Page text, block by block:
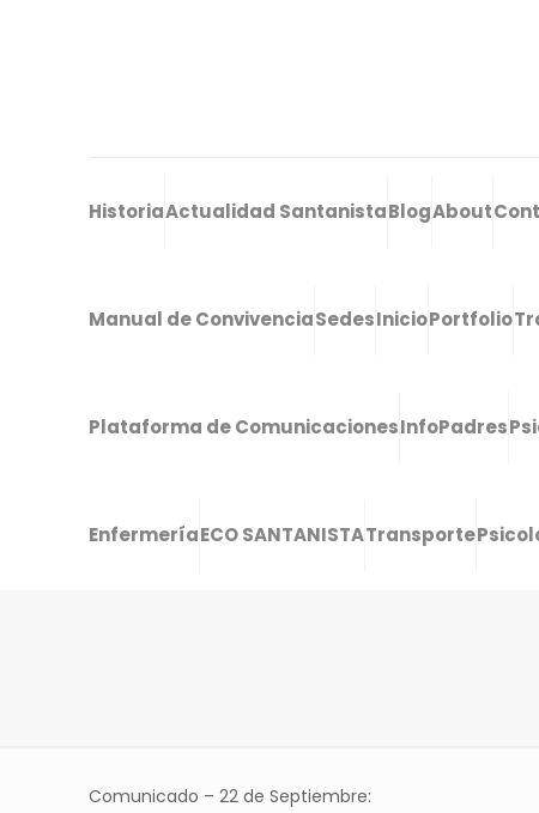
HistoriaActualidad SantanistaBlogAbout
Manual de ConvivenciaSedesInicioPortfolio
Plataforma de ComunicacionesInfoPadres
EnfermeríaECO SANTANISTATransporte
Comunicado – 22 de Septiembre: